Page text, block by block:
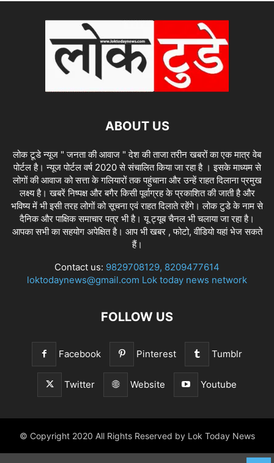
ABOUT US
लोक टूडे न्यूज " जनता की आवाज " देश की ताजा तरीन खबरों का एक मात्र वेब
पोर्टल है। न्यूज पोर्टल वर्ष 2020 से संचालित किया जा रहा है । इसके माध्यम से
लोगों की आवाज को सत्ता के गलियारों तक पहुंचाना और उन्हें राहत दिलाना प्रमुख
लक्ष्य है। खबरें निष्पक्ष और बगैर किसी पूर्वाग्रह के प्रकाशित की जाती है और
भविष्य में भी इसी तरह लोगों को सूचना एवं राहत दिलाते रहेंगे। लोक टुडे के नाम से
दैनिक और पाक्षिक समाचार पत्र भी है। यू ट्यूब चैनल भी चलाया जा रहा है।
आपका सभी का सहयोग अपेक्षित है। आप भी खबर , फोटो, वीडियो यहां भेज सकते
हैं।
Contact us: 9829708129, 8209477614
loktodaynews@gmail.com Lok today news network
FOLLOW US
Facebook Pinterest Tumblr
Twitter Website Youtube
© Copyright 2020 All Rights Reserved by Lok Today News